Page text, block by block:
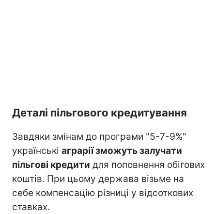
Деталі пільгового кредитування
Завдяки змінам до програми "5-7-9%"
українські аграрії зможуть залучати
пільгові кредити для поповнення обігових
коштів. При цьому держава візьме на
себе компенсацію різниці у відсоткових
ставках.